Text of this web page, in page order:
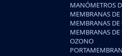
MANÓMETROS
MEMBRANAS
MEMBRANAS
MEMBRANAS
OZONO